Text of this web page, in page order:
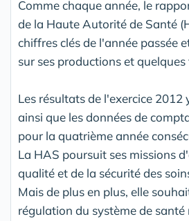
Comme chaque année, le
de la Haute Autorité de Santé
chiffres clés de l'année passée
sur ses productions et
Les résultats de l'exercice 2012
ainsi que les données de
pour la quatrième année
La HAS poursuit ses missions
qualité et de la sécurité des
Mais de plus en plus, elle
régulation du système de